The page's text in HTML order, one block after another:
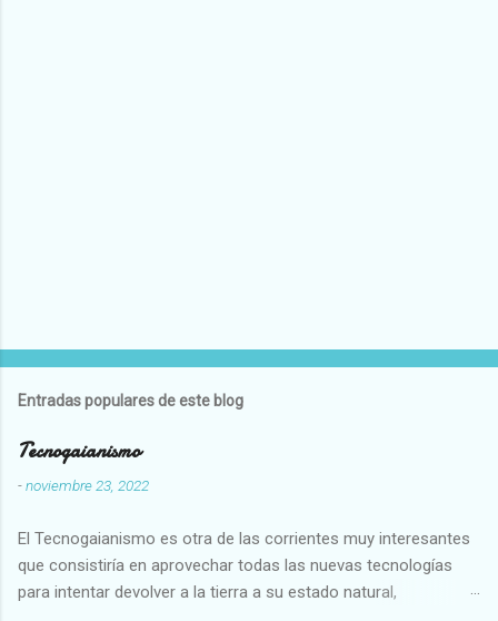
Entradas populares de este blog
Tecnogaianismo
-noviembre 23, 2022
El Tecnogaianismo es otra de las corrientes muy interesantes
que consistiría en aprovechar todas las nuevas tecnologías
para intentar devolver a la tierra a su estado natural,